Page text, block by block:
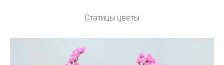
Статицы цветы